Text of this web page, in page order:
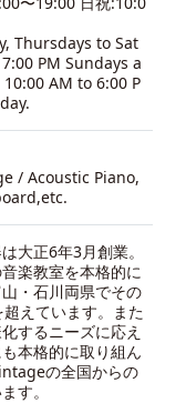
Thursdays to Sat
PM Sundays a
AM to 6:00 P
/ Acoustic Piano,
大正6年3月創業。
楽教室を本格的に
・石川両県でその
えています。また
するニーズに応え
本格的に取り組ん
の全国からの
す。